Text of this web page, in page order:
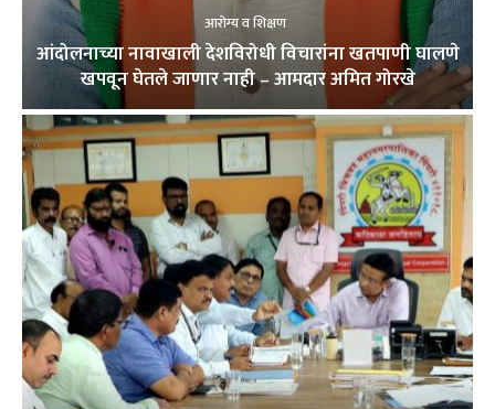
आरोग्य व शिक्षण
आंदोलनाच्या नावाखाली देशविरोधी विचारांना खतपाणी घालणे
खपवून घेतले जाणार नाही – आमदार अमित गोरखे